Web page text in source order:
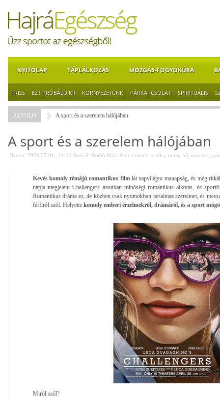
NYITÓLAP TÁPLÁLKOZÁS MOZGÁS-FOGYÓKÚRA
FRISS EZT PRÓBÁLD KI! KÖRNYEZETÜNK PÁRKAPCSOLAT SPIRITUÁLIS
AJÁNLÓ A sport és a szerelem hálójában
A sport és a szerelem hálójában
Dátum: 2024.05.01., 11:12 Szerző: Szabó Máté Kulcsszavak: kritika mozi nő románc
Kevés komoly témájú romantikus filmlát napvilágot manapság, és még
napja megjelent Challengers azonban minőségi romantikus alkotás, és
Romantikus dráma ez, de közben csak nyomokban tartalmaz szerelmet, és
férfiról szól. Helyette komoly emberi érzelmekről, drámáról, és a sport
Miről szól?